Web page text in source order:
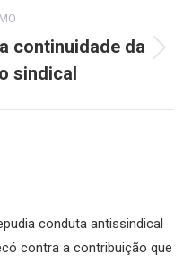
continuidade da
sindical
conduta antissindical
contra a contribuição que